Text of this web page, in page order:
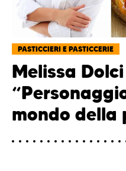
PASTICCIERI E PASTICCERIE
Melissa
mondo della